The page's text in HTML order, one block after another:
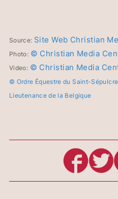
Source: Site Web Christian
Photo: © Christian Media
Video: © Christian Media
© Ordre Équestre du Saint-
Lieutenance de la Belgique